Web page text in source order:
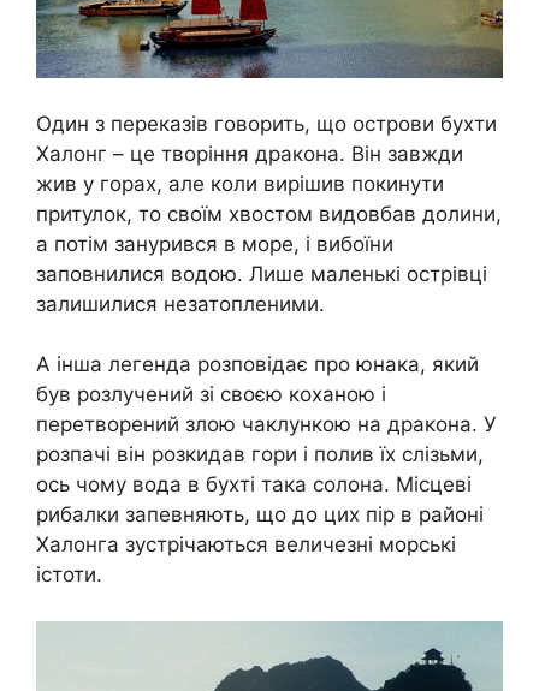
Один з переказів говорить, що острови бухти
Халонг – це творіння дракона. Він завжди
жив у горах, але коли вирішив покинути
притулок, то своїм хвостом видовбав долини,
а потім занурився в море, і вибоїни
заповнилися водою. Лише маленькі острівці
залишилися незатопленими.
А інша легенда розповідає про юнака, який
був розлучений зі своєю коханою і
перетворений злою чаклункою на дракона. У
розпачі він розкидав гори і полив їх слізьми,
ось чому вода в бухті така солона. Місцеві
рибалки запевняють, що до цих пір в районі
Халонга зустрічаються величезні морські
істоти.